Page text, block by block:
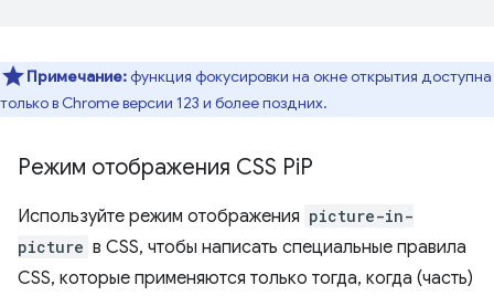
Примечание: функция фокусировки на окне открытия доступна
только в Chrome версии 123 и более поздних.
Режим отображения CSS PiP
Используйте режим отображения picture-in-
picture в CSS, чтобы написать специальные правила
CSS, которые применяются только тогда, когда (часть)